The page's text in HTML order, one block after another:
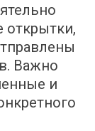
открытки,
Важно
и